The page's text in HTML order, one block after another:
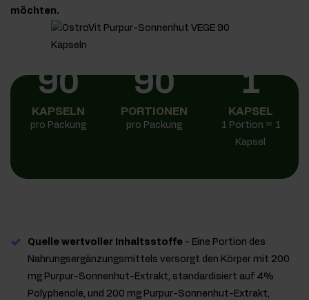
möchten.
90
KAPSELN
pro Packung
90
PORTIONEN
pro Packung
1
KAPSEL
1 Portion = 1
Kapsel
Quelle wertvoller Inhaltsstoffe - Eine Portion des
Nahrungsergänzungsmittels versorgt den Körper mit 200
mg Purpur-Sonnenhut-Extrakt, standardisiert auf 4%
Polyphenole, und 200 mg Purpur-Sonnenhut-Extrakt,